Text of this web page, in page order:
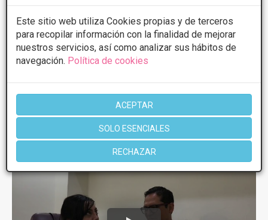
Este sitio web utiliza Cookies propias y de terceros
para recopilar información con la finalidad de mejorar
nuestros servicios, así como analizar sus hábitos de
navegación. Política de cookies
ACEPTAR
SOLO ESENCIALES
RECHAZAR
Más información
VideosRinoplastia